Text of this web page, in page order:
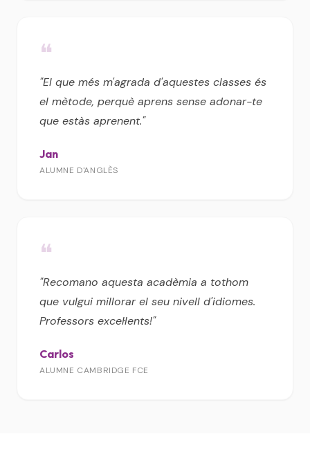
❝
"El que més m'agrada d'aquestes classes és
el mètode, perquè aprens sense adonar-te
que estàs aprenent."
Jan
ALUMNE D'ANGLÈS
❝
"Recomano aquesta acadèmia a tothom
que vulgui millorar el seu nivell d'idiomes.
Professors excel·lents!"
Carlos
ALUMNE CAMBRIDGE FCE